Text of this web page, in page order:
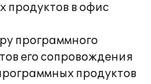
продуктов в офис
программного
его сопровождения
продуктов